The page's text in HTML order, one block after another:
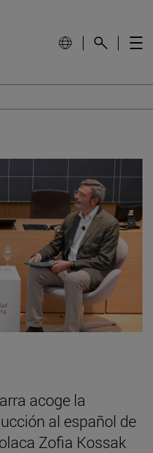
acoge la
al español de
Zofia Kossak